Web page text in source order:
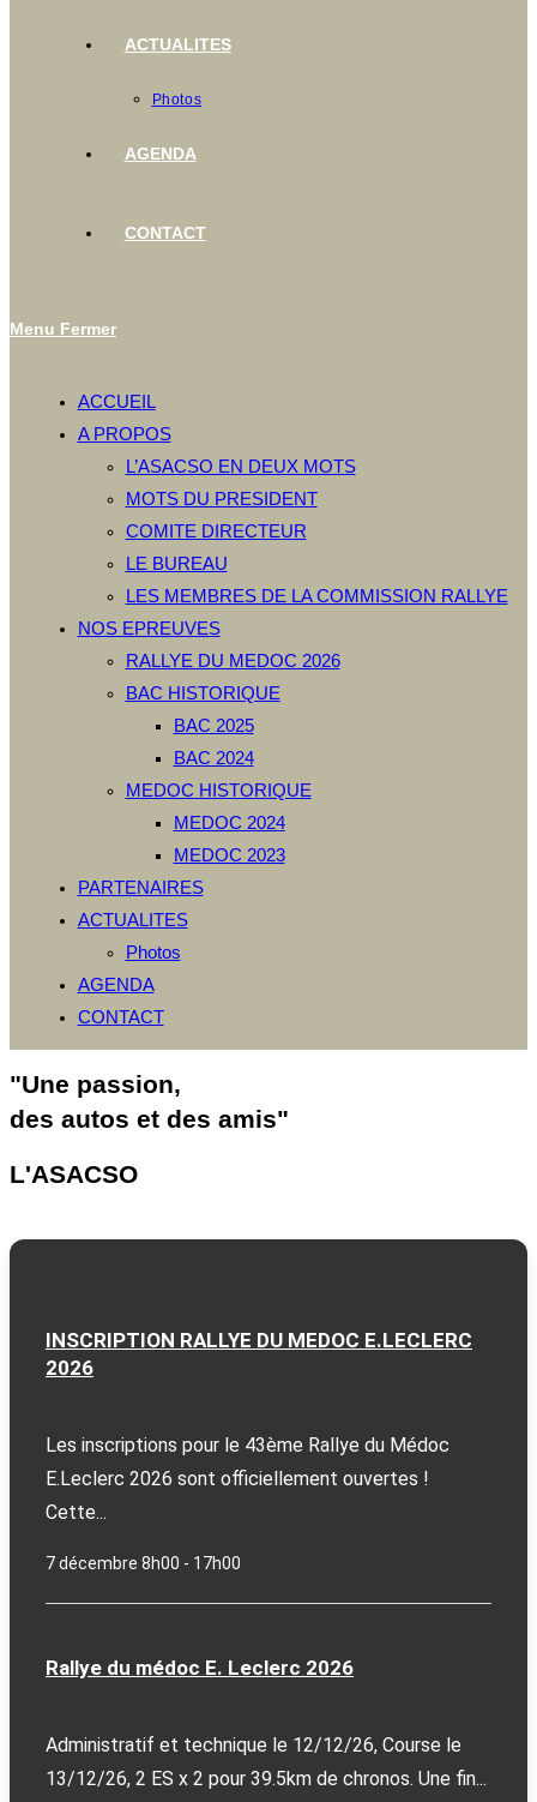
ACTUALITES
Photos
AGENDA
CONTACT
Menu Fermer
ACCUEIL
A PROPOS
L’ASACSO EN DEUX MOTS
MOTS DU PRESIDENT
COMITE DIRECTEUR
LE BUREAU
LES MEMBRES DE LA COMMISSION RALLYE
NOS EPREUVES
RALLYE DU MEDOC 2026
BAC HISTORIQUE
BAC 2025
BAC 2024
MEDOC HISTORIQUE
MEDOC 2024
MEDOC 2023
PARTENAIRES
ACTUALITES
Photos
AGENDA
CONTACT
"Une passion,
des autos et des amis"
L'ASACSO
INSCRIPTION RALLYE DU MEDOC E.LECLERC
2026
Les inscriptions pour le 43ème Rallye du Médoc
E.Leclerc 2026 sont officiellement ouvertes !
Cette...
7 décembre 8h00 - 17h00
Rallye du médoc E. Leclerc 2026
Administratif et technique le 12/12/26, Course le
13/12/26, 2 ES x 2 pour 39.5km de chronos. Une fin...